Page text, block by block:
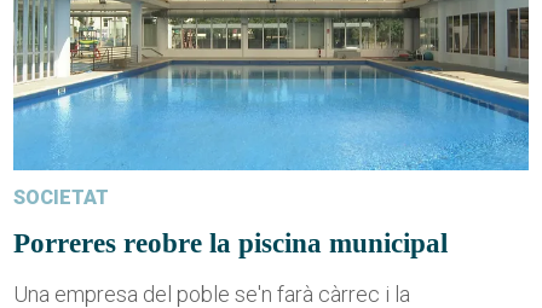
SOCIETAT
Porreres reobre la piscina municipal
Una empresa del poble se'n farà càrrec i la